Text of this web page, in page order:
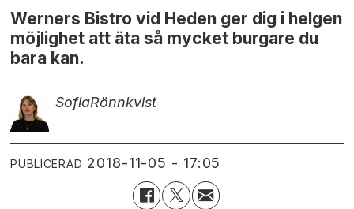
Werners Bistro vid Heden ger dig i helgen
möjlighet att äta så mycket burgare du
bara kan.
SofiaRönnkvist
PUBLICERAD 2018-11-05 - 17:05